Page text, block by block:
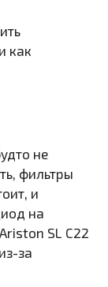
как
не
фильтры
и
на
SL C22
за